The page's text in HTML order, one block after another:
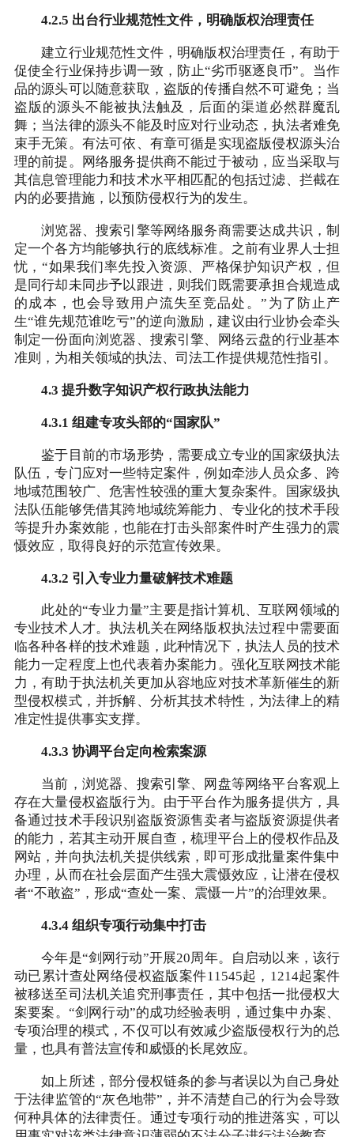
4.2.5 出台行业规范性文件，明确版权治理责任
建立行业规范性文件，明确版权治理责任，有助于
促使全行业保持步调一致，防止“劣币驱逐良币”。当作
品的源头可以随意获取，盗版的传播自然不可避免；当
盗版的源头不能被执法触及，后面的渠道必然群魔乱
舞；当法律的源头不能及时应对行业动态，执法者难免
束手无策。有法可依、有章可循是实现盗版侵权源头治
理的前提。网络服务提供商不能过于被动，应当采取与
其信息管理能力和技术水平相匹配的包括过滤、拦截在
内的必要措施，以预防侵权行为的发生。
浏览器、搜索引擎等网络服务商需要达成共识，制
定一个各方均能够执行的底线标准。之前有业界人士担
忧，“如果我们率先投入资源、严格保护知识产权，但
是同行却未同步予以跟进，则我们既需要承担合规造成
的成本，也会导致用户流失至竞品处。”为了防止产
生“谁先规范谁吃亏”的逆向激励，建议由行业协会牵头
制定一份面向浏览器、搜索引擎、网络云盘的行业基本
准则，为相关领域的执法、司法工作提供规范性指引。
4.3 提升数字知识产权行政执法能力
4.3.1 组建专攻头部的“国家队”
鉴于目前的市场形势，需要成立专业的国家级执法
队伍，专门应对一些特定案件，例如牵涉人员众多、跨
地域范围较广、危害性较强的重大复杂案件。国家级执
法队伍能够凭借其跨地域统筹能力、专业化的技术手段
等提升办案效能，也能在打击头部案件时产生强力的震
慑效应，取得良好的示范宣传效果。
4.3.2 引入专业力量破解技术难题
此处的“专业力量”主要是指计算机、互联网领域的
专业技术人才。执法机关在网络版权执法过程中需要面
临各种各样的技术难题，此种情况下，执法人员的技术
能力一定程度上也代表着办案能力。强化互联网技术能
力，有助于执法机关更加从容地应对技术革新催生的新
型侵权模式，并拆解、分析其技术特性，为法律上的精
准定性提供事实支撑。
4.3.3 协调平台定向检索案源
当前，浏览器、搜索引擎、网盘等网络平台客观上
存在大量侵权盗版行为。由于平台作为服务提供方，具
备通过技术手段识别盗版资源售卖者与盗版资源提供者
的能力，若其主动开展自查，梳理平台上的侵权作品及
网站，并向执法机关提供线索，即可形成批量案件集中
办理，从而在社会层面产生强大震慑效应，让潜在侵权
者“不敢盗”，形成“查处一案、震慑一片”的治理效果。
4.3.4 组织专项行动集中打击
今年是“剑网行动”开展20周年。自启动以来，该行
动已累计查处网络侵权盗版案件11545起，1214起案件
被移送至司法机关追究刑事责任，其中包括一批侵权大
案要案。“剑网行动”的成功经验表明，通过集中办案、
专项治理的模式，不仅可以有效减少盗版侵权行为的总
量，也具有普法宣传和威慑的长尾效应。
如上所述，部分侵权链条的参与者误以为自己身处
于法律监管的“灰色地带”，并不清楚自己的行为会导致
何种具体的法律责任。通过专项行动的推进落实，可以